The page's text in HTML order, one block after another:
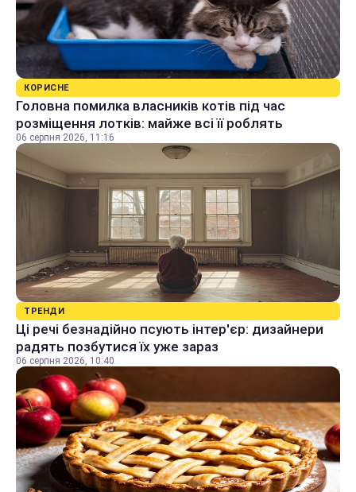
КОРИСНЕ
Головна помилка власників котів під час
розміщення лотків: майже всі її роблять
06 серпня 2026, 11:16
ТРЕНДИ
Ці речі безнадійно псують інтер'єр: дизайнери
радять позбутися їх уже зараз
06 серпня 2026, 10:40